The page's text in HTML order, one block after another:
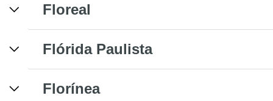
Floreal
Flórida Paulista
Florínea